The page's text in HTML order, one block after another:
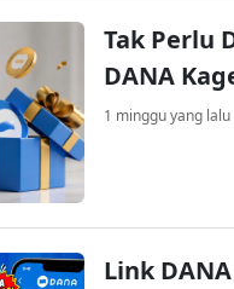
Tak Perlu
DANA
1 minggu yang lalu
Link